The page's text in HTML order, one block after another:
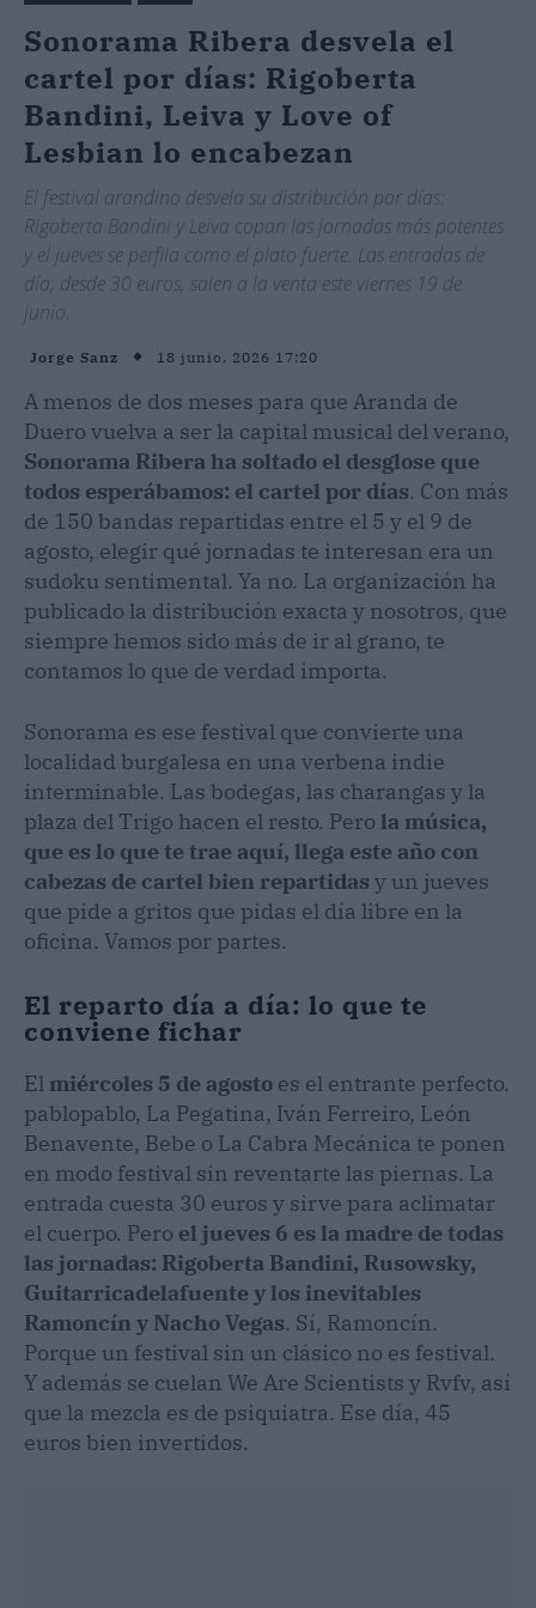
Sonorama Ribera desvela el
cartel por días: Rigoberta
Bandini, Leiva y Love of
Lesbian lo encabezan
El festival arandino desvela su distribución por días:
Rigoberta Bandini y Leiva copan las jornadas más potentes
y el jueves se perfila como el plato fuerte. Las entradas de
día, desde 30 euros, salen a la venta este viernes 19 de
junio.
Jorge Sanz 18 junio, 2026 17:20
A menos de dos meses para que Aranda de
Duero vuelva a ser la capital musical del verano,
Sonorama Ribera ha soltado el desglose que
todos esperábamos: el cartel por días. Con más
de 150 bandas repartidas entre el 5 y el 9 de
agosto, elegir qué jornadas te interesan era un
sudoku sentimental. Ya no. La organización ha
publicado la distribución exacta y nosotros, que
siempre hemos sido más de ir al grano, te
contamos lo que de verdad importa.
Sonorama es ese festival que convierte una
localidad burgalesa en una verbena indie
interminable. Las bodegas, las charangas y la
plaza del Trigo hacen el resto. Pero la música,
que es lo que te trae aquí, llega este año con
cabezas de cartel bien repartidas y un jueves
que pide a gritos que pidas el día libre en la
oficina. Vamos por partes.
El reparto día a día: lo que te
conviene fichar
El miércoles 5 de agosto es el entrante perfecto.
pablopablo, La Pegatina, Iván Ferreiro, León
Benavente, Bebe o La Cabra Mecánica te ponen
en modo festival sin reventarte las piernas. La
entrada cuesta 30 euros y sirve para aclimatar
el cuerpo. Pero el jueves 6 es la madre de todas
las jornadas: Rigoberta Bandini, Rusowsky,
Guitarricadelafuente y los inevitables
Ramoncín y Nacho Vegas. Sí, Ramoncín.
Porque un festival sin un clásico no es festival.
Y además se cuelan We Are Scientists y Rvfv, así
que la mezcla es de psiquiatra. Ese día, 45
euros bien invertidos.